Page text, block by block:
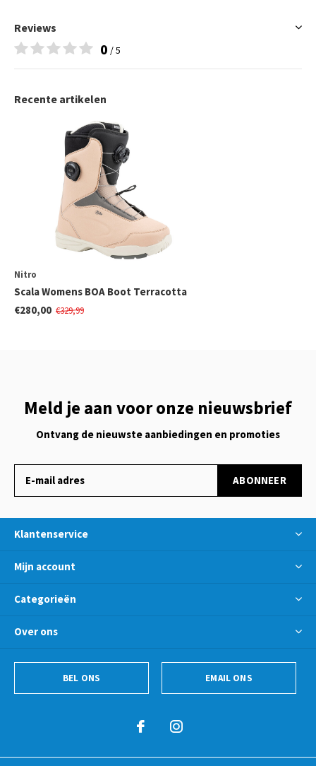
Reviews
0 / 5
Recente artikelen
Nitro
Scala Womens BOA Boot Terracotta
€280,00 €329,99
Meld je aan voor onze nieuwsbrief
Ontvang de nieuwste aanbiedingen en promoties
ABONNEER
Klantenservice
Mijn account
Categorieën
Over ons
BEL ONS EMAIL ONS